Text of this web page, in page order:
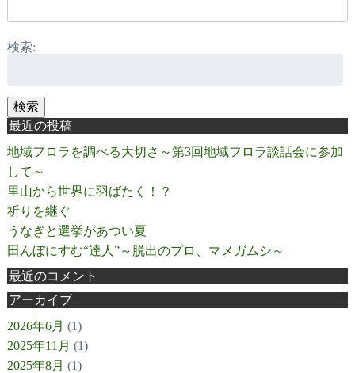
検索:
検索
最近の投稿
地域フロラを調べる大切さ～第3回地域フロラ談話会に参加
して～
里山から世界に羽ばたく！？
祈りを継ぐ
うなぎと選挙があつい夏
田んぼにすむ“達人”～脱出のプロ、マメガムシ～
最近のコメント
アーカイブ
2026年6月 (1)
2025年11月 (1)
2025年8月 (1)